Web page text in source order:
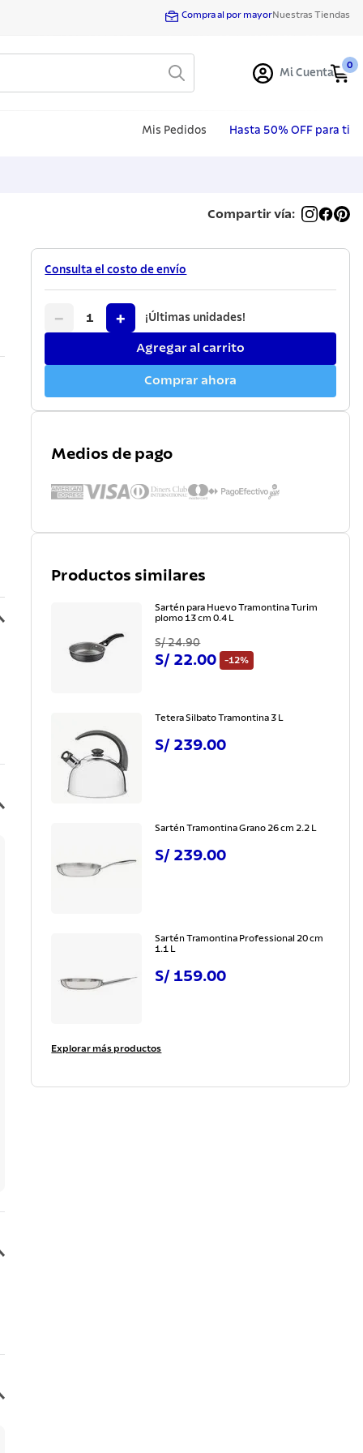
Compra al por mayorNuestras Tiendas
Mi Cuenta
0
Mis Pedidos Hasta 50% OFF para ti
Compartir vía:
Consulta el costo de envío
− 1 + ¡Últimas unidades!
Agregar al carrito
Comprar ahora
Medios de pago
Productos similares
Sartén para Huevo Tramontina Turim
plomo 13 cm 0.4 L
S/ 24.90
S/ 22.00 -12%
Tetera Silbato Tramontina 3 L
S/ 239.00
Sartén Tramontina Grano 26 cm 2.2 L
S/ 239.00
Sartén Tramontina Professional 20 cm
1.1 L
S/ 159.00
Explorar más productos